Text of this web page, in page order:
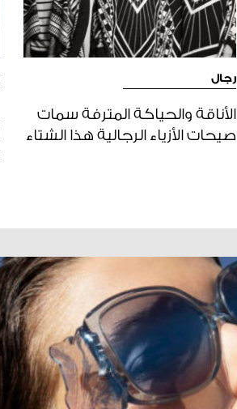
رجال
الأناقة والحياكة المترفة سمات
صيحات الأزياء الرجالية هذا الشتاء